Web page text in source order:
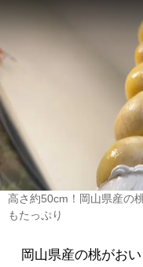
高さ約50cm！岡山県産の
もたっぷり
岡山県産の桃がお